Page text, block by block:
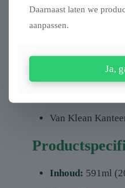
Lekvrije,
Zweetvrij
Van Klean
Inhoud: 591ml
Daarnaast laten we
aanpassen.
Ja,